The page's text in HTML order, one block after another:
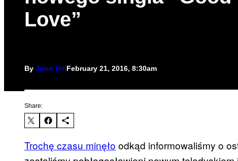
Love”
By John HillFebruary 21, 2016, 8:30am
Share:
Trochę czasu minęło odkąd informowaliśmy o